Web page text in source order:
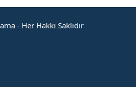
- Her Hakkı Saklıdır